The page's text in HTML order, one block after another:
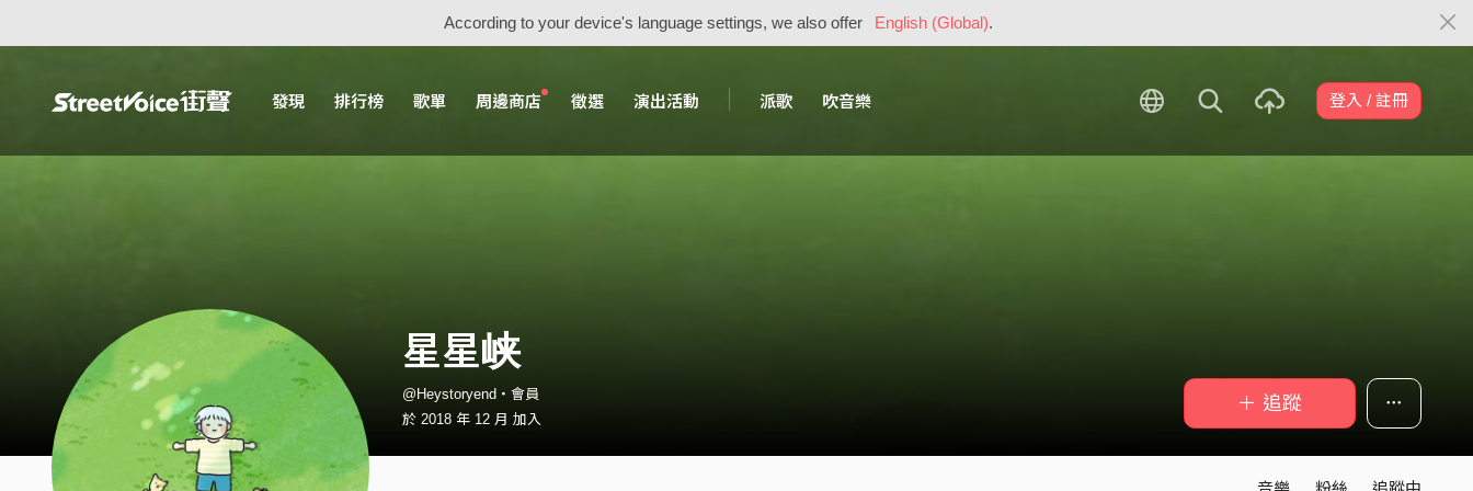
According to your device's language settings, we also offer English (Global).
發現 排行榜 歌單 周邊商店 徵選 演出活動 派歌 吹音樂 登入 / 註冊
星星峡
@Heystoryend・會員
於 2018 年 12 月 加入
＋ 追蹤